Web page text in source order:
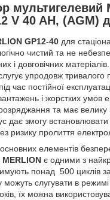
мультигелевий
V 40 AH,
GP12-40 для
чистий та не
і довговічних
упродовж тривалого
час постійної
і жорстких умов
та має велику
дає змогу встановлювати
ризику пролиття
елементів
MERLION є одними з
понад 500 циклів
слугувати в режимі
їх можна